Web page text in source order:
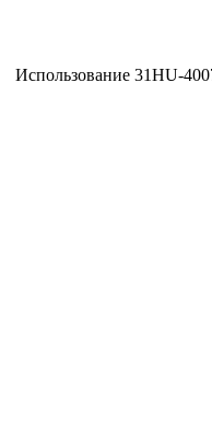
Использование 31HU-